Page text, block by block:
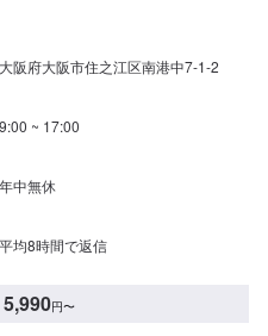
（4時間〜1日）ノーメンテナンス
のガラス被膜が2層でより強固にな
72,200円（SS）79,900円（S）
（LL）131,400円（XL）◎エコダイ
で3年耐久新たに開発されたECO
被膜で、自然の雨で汚れが落ちや
（S）87,600円（M）93,200円
ィングです（納車1ヶ月以降・
円（L）160,200円（LL）174,600
トして色あせを防ぎ、汚れから守
変動します。詳細はご予約時また
大阪府大阪市住之江区南港中7-1-2
9:00 ~ 17:00
年中無休
平均8時間で返信
5,990円〜